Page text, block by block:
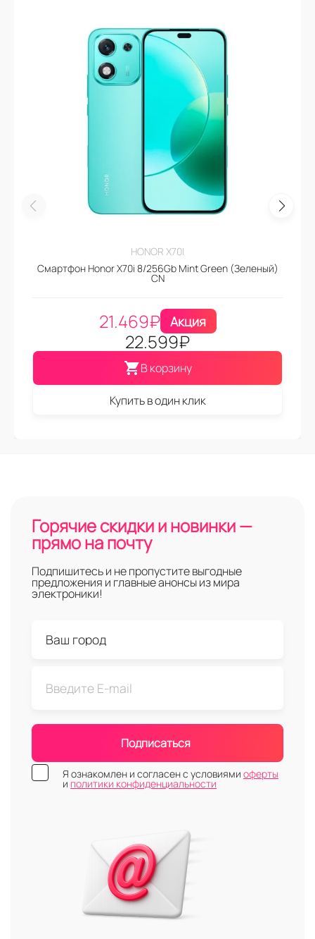
HONOR X70I
Смартфон Honor X70i 8/256Gb Mint Green (Зеленый)
CN
21.469₽ Акция
22.599₽
В корзину
Купить в один клик
Горячие скидки и новинки —
прямо на почту
Подпишитесь и не пропустите выгодные
предложения и главные анонсы из мира
электроники!
Подписаться
Я ознакомлен и согласен с условиями оферты
и политики конфиденциальности